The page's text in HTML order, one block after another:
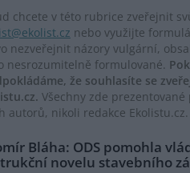
chcete v této rubrice zveřejnit
nebo využijte
nezveřejnit názory vulgární,
nesrozumitelně formulované.
že souhlasíte se
Všechny zde
autorů, nikoli redakce Ekolistu.cz.
Bláha: ODS pomohla
novelu stavebního